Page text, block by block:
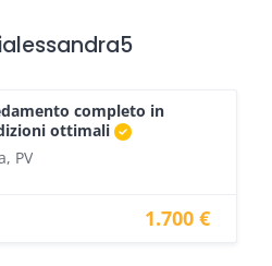
completo in
ottimali
PV
1.700 €